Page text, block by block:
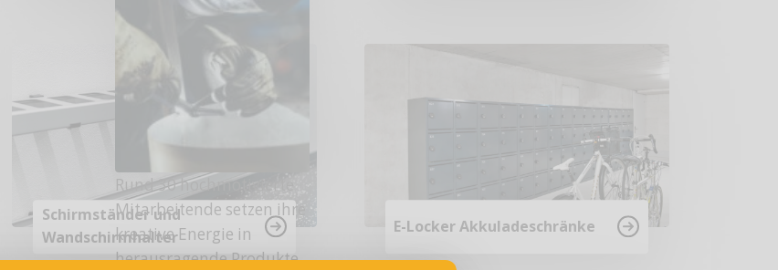
Rund 30 hochmotivierte
Mitarbeitende setzen ihre
kreative Energie in
herausragende Produkte
Schirmständer und
Wandschirmhalter
E-Locker Akkuladeschränke